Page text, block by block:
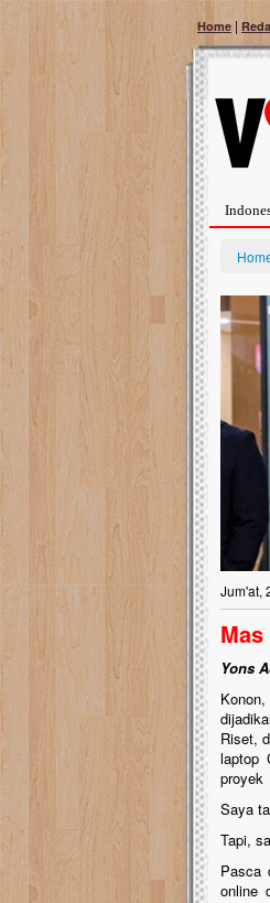
Home |
Jum'at,
Yons
Riset,
laptop
proyek
Saya
Tapi,
Pasca
online